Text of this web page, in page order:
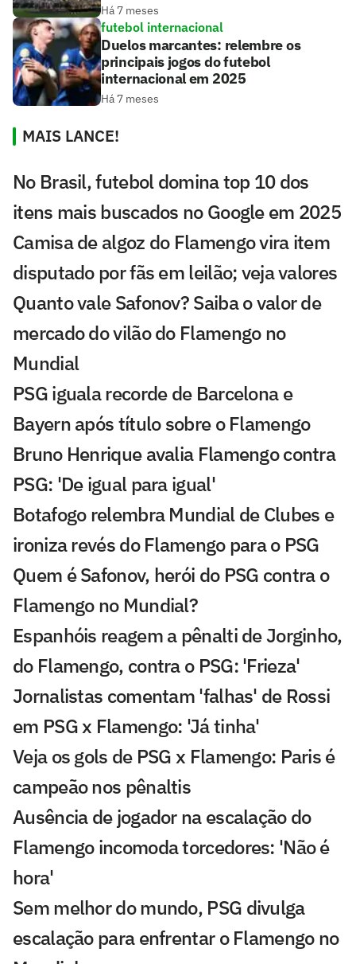
Há 7 meses
futebol internacional
Duelos marcantes: relembre os
principais jogos do futebol
internacional em 2025
Há 7 meses
MAIS LANCE!
No Brasil, futebol domina top 10 dos
itens mais buscados no Google em 2025
Camisa de algoz do Flamengo vira item
disputado por fãs em leilão; veja valores
Quanto vale Safonov? Saiba o valor de
mercado do vilão do Flamengo no
Mundial
PSG iguala recorde de Barcelona e
Bayern após título sobre o Flamengo
Bruno Henrique avalia Flamengo contra
PSG: 'De igual para igual'
Botafogo relembra Mundial de Clubes e
ironiza revés do Flamengo para o PSG
Quem é Safonov, herói do PSG contra o
Flamengo no Mundial?
Espanhóis reagem a pênalti de Jorginho,
do Flamengo, contra o PSG: 'Frieza'
Jornalistas comentam 'falhas' de Rossi
em PSG x Flamengo: 'Já tinha'
Veja os gols de PSG x Flamengo: Paris é
campeão nos pênaltis
Ausência de jogador na escalação do
Flamengo incomoda torcedores: 'Não é
hora'
Sem melhor do mundo, PSG divulga
escalação para enfrentar o Flamengo no